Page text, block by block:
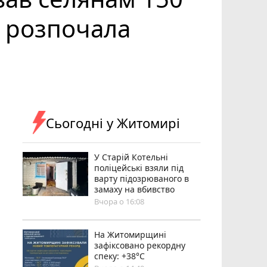
Сьогодні у Житомирі
У Старій Котельні
поліцейські взяли під
варту підозрюваного в
замаху на вбивство
Вчора о 16:08
Н️а Житомирщині
зафіксовано рекордну
спеку: +38°C